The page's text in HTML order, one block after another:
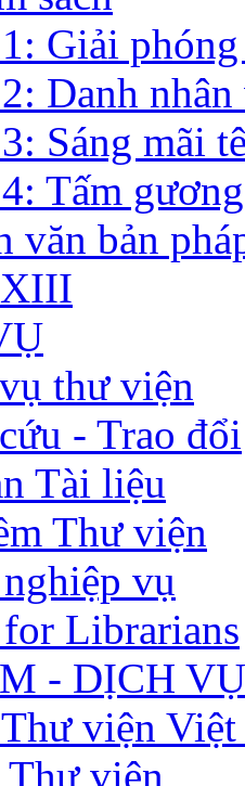
Giải
Danh nhân
Sáng mãi
Tấm
văn bản
thư viện
- Trao đổi
Tài liệu
Thư viện
vụ
Librarians
- DỊCH VỤ
viện Việt
viện